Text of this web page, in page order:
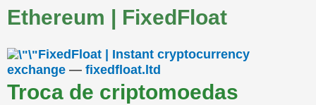
Ethereum | FixedFloat
FixedFloat | Instant cryptocurrency
exchange — fixedfloat.ltd
Troca de criptomoedas